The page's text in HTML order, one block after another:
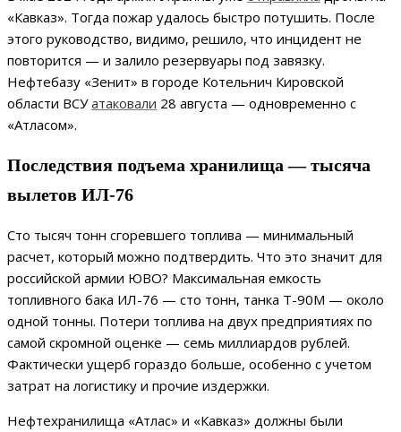
«Кавказ». Тогда пожар удалось быстро потушить. После
этого руководство, видимо, решило, что инцидент не
повторится — и залило резервуары под завязку.
Нефтебазу «Зенит» в городе Котельнич Кировской
области ВСУатаковали 28 августа — одновременно с
«Атласом».
Последствия подъема хранилища — тысяча
вылетов ИЛ-76
Сто тысяч тонн сгоревшего топлива — минимальный
расчет, который можно подтвердить. Что это значит для
российской армии ЮВО? Максимальная емкость
топливного бака ИЛ-76 — сто тонн, танка Т-90М — около
одной тонны. Потери топлива на двух предприятиях по
самой скромной оценке — семь миллиардов рублей.
Фактически ущерб гораздо больше, особенно с учетом
затрат на логистику и прочие издержки.
Нефтехранилища «Атлас» и «Кавказ» должны были